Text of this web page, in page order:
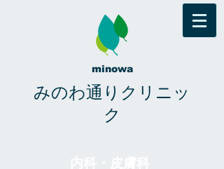
minowa
みのわ通りクリニッ
ク